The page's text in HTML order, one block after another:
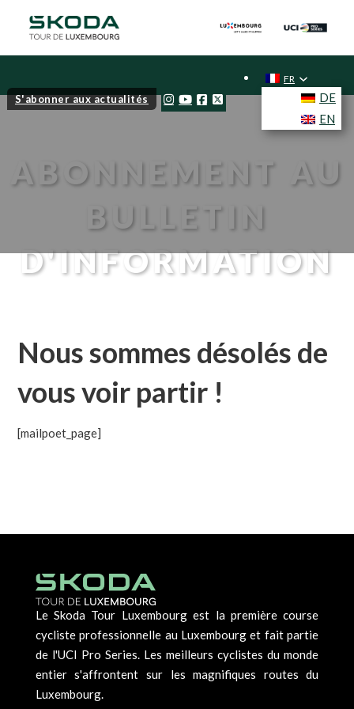
S'abonner aux actualités
FR
DE
EN
ABONNEMENT AU
BULLETIN
D'INFORMATION
Nous sommes désolés de
vous voir partir !
[mailpoet_page]
Le Skoda Tour Luxembourg est la première course
cycliste professionnelle au Luxembourg et fait partie
de l'UCI Pro Series. Les meilleurs cyclistes du monde
entier s'affrontent sur les magnifiques routes du
Luxembourg.